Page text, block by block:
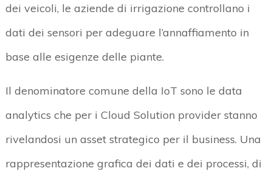
dei veicoli, le aziende di irrigazione controllano i
dati dei sensori per adeguare l’annaffiamento in
base alle esigenze delle piante.
Il denominatore comune della IoT sono le data
analytics che per i Cloud Solution provider stanno
rivelandosi un asset strategico per il business. Una
rappresentazione grafica dei dati e dei processi, di